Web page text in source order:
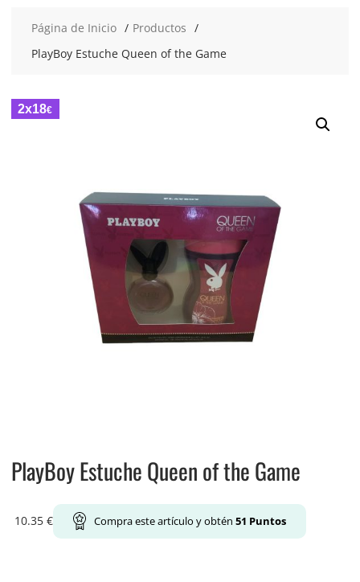
Página de Inicio
Productos
PlayBoy Estuche Queen of the Game
2x18€
PlayBoy Estuche Queen of the Game
10.35 € Compra este artículo y obtén 51 Puntos